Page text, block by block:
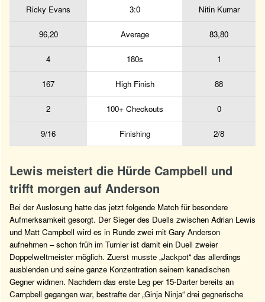
Ricky Evans 3:0 Nitin Kumar
96,20 Average 83,80
4 180s 1
167 High Finish 88
2 100+ Checkouts 0
9/16 Finishing 2/8
Lewis meistert die Hürde Campbell und
trifft morgen auf Anderson
Bei der Auslosung hatte das jetzt folgende Match für besondere
Aufmerksamkeit gesorgt. Der Sieger des Duells zwischen Adrian Lewis
und Matt Campbell wird es in Runde zwei mit Gary Anderson
aufnehmen – schon früh im Turnier ist damit ein Duell zweier
Doppelweltmeister möglich. Zuerst musste „Jackpot“ das allerdings
ausblenden und seine ganze Konzentration seinem kanadischen
Gegner widmen. Nachdem das erste Leg per 15-Darter bereits an
Campbell gegangen war, bestrafte der „Ginja Ninja“ drei gegnerische